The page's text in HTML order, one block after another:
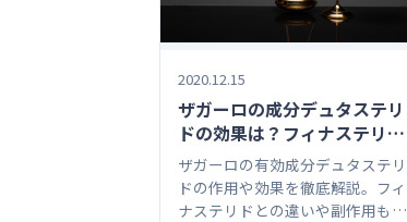
2020.12.15
ザガーロの成分デュタステリ
ドの効果は？フィナステリド
との違い、副作用は？AGA男
性型脱毛症治療薬
ザガーロの有効成分デュタステリ
ドの作用や効果を徹底解説。フィ
ナステリドとの違いや副作用もわ